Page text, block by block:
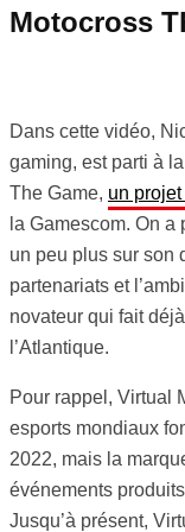
Motocross
Dans cette vidéo,
gaming, est parti à
The Game, un
la Gamescom. On
un peu plus sur son
partenariats et
novateur qui fait
l’Atlantique.
Pour rappel, Virtual
esports mondiaux
2022, mais la
événements
Jusqu’à présent,